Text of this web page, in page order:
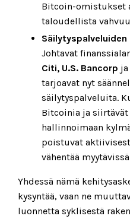
Bitcoin-omistukset
taloudellista
Johtavat
Citi, U.S. Bancorp ja
tarjoavat nyt
säilytyspalveluita.
Bitcoinia ja
hallinnoimaan
poistuvat
vähentää
Yhdessä nämä
kysyntää, vaan ne
luonnetta syklisestä